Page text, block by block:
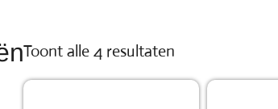
Toont alle 4 resultaten